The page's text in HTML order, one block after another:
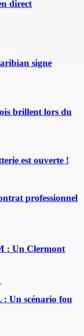
direct
signe
brillent lors du
est ouverte !
professionnel
: Un Clermont
: Un scénario fou